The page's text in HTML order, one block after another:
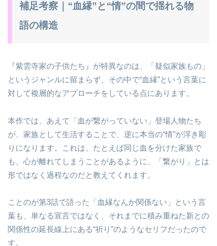
補足考察｜“血縁”と“情”の間で揺れる物
語の構造
『紫雲寺家の子供たち』が特異なのは、「疑似家族もの」
というジャンルに留まらず、その中で“血縁”という言葉に
対して複層的なアプローチをしている点にあります。
本作では、あえて「血が繋がっていない」登場人物たち
が、家族として生活することで、逆に本当の“情”が浮き彫
りになります。これは、たとえば同じ血を分けた家族で
も、心が離れてしまうことがあるように、「繋がり」とは
形ではなく過程なのだと教えてくれます。
ことのが第3話で語った「血縁なんか関係ない」という言
葉も、単なる宣言ではなく、それまでに積み重ねた新との
関係性の延長線上にある“祈り”のようなセリフだったので
す。